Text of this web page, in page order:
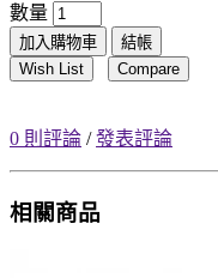
數量
加入購物車
結帳
Wish List
Compare
0 則評論 /發表評論
相關商品